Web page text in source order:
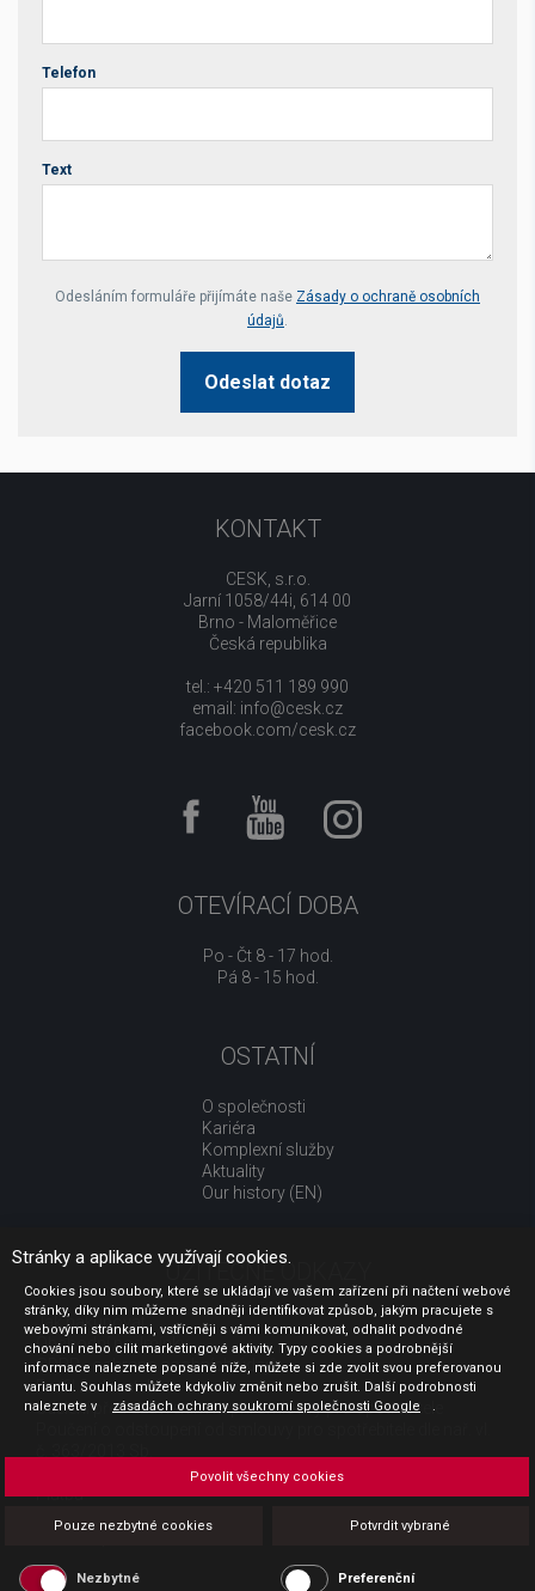
Telefon
Text
Your website *
Odesláním formuláře přijímáte naše Zásady o ochraně osobních
údajů.
Odeslat dotaz
KONTAKT
CESK, s.r.o.
Jarní 1058/44i, 614 00
Brno - Maloměřice
Česká republika
tel.: +420 511 189 990
email: info@cesk.cz
facebook.com/cesk.cz
OTEVÍRACÍ DOBA
Po - Čt 8 - 17 hod.
Pá 8 - 15 hod.
OSTATNÍ
O společnosti
Kariéra
Komplexní služby
Aktuality
Our history (EN)
UŽITEČNÉ ODKAZY
Jak nakupovat
Obchodní podmínky
GDPR - ochrana osobních údajů
Profil zadavatele
Sdělení před uzavřením kupní smlouvy pro spotřebitele
Platba
Povinná publicita
Stránky a aplikace využívají cookies.
Cookies jsou soubory, které se ukládají ve vašem zařízení při načtení webové
stránky, díky nim můžeme snadněji identifikovat způsob, jakým pracujete s
webovými stránkami, vstřícněji s vámi komunikovat, odhalit podvodné
chování nebo cílit marketingové aktivity. Typy cookies a podrobnější
informace naleznete popsané níže, můžete si zde zvolit svou preferovanou
variantu. Souhlas můžete kdykoliv změnit nebo zrušit. Další podrobnosti
naleznete v
zásadách ochrany soukromí společnosti Google .
Pouze nezbytné cookies Potvrdit vybrané
Povolit všechny cookies
Nezbytné Preferenční